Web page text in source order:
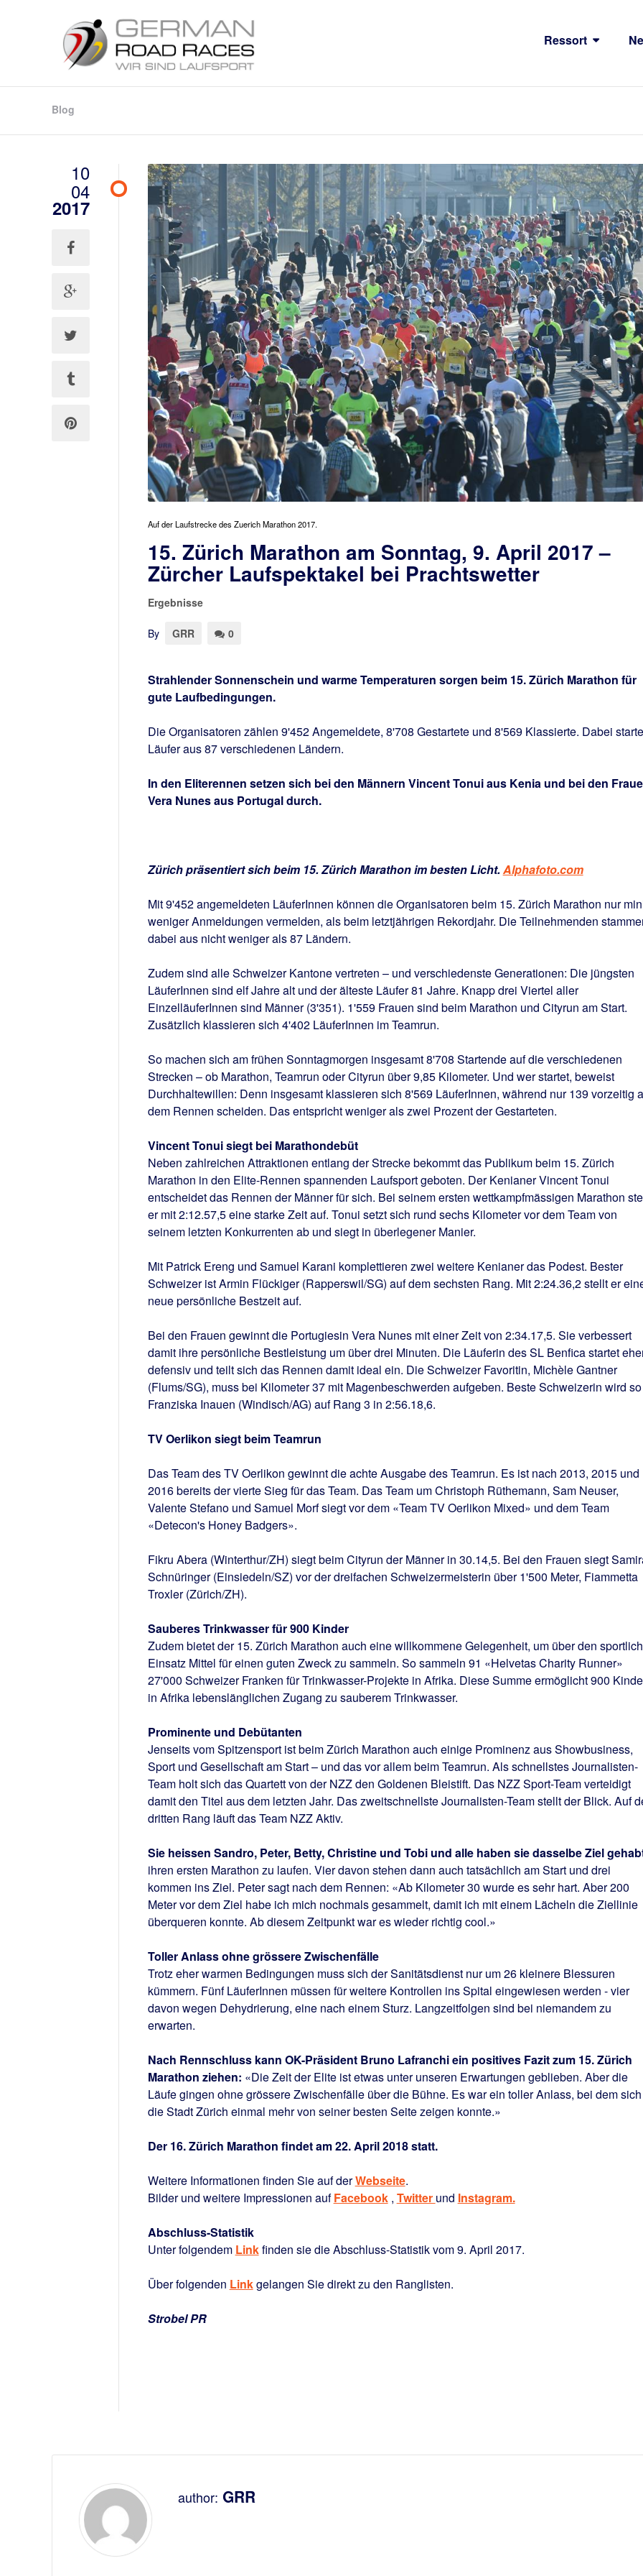
Ressort
Blog
10
04
2017
Auf der Laufstrecke des Zuerich Marathon 2017.
15. Zürich Marathon am Sonntag, 9. April 2017 –
Zürcher Laufspektakel bei Prachtswetter
Ergebnisse
By GRR 0
Strahlender Sonnenschein und warme Temperaturen sorgen beim 15. Zürich Marathon für
gute Laufbedingungen.
Die Organisatoren zählen 9'452 Angemeldete, 8'708 Gestartete und 8'569 Klassierte. Dabei
Läufer aus 87 verschiedenen Ländern.
In den Eliterennen setzen sich bei den Männern Vincent Tonui aus Kenia und bei den
Vera Nunes aus Portugal durch.
Zürich präsentiert sich beim 15. Zürich Marathon im besten Licht.Alphafoto.com
Mit 9'452 angemeldeten LäuferInnen können die Organisatoren beim 15. Zürich Marathon nur
weniger Anmeldungen vermelden, als beim letztjährigen Rekordjahr. Die Teilnehmenden
dabei aus nicht weniger als 87 Ländern.
Zudem sind alle Schweizer Kantone vertreten – und verschiedenste Generationen: Die jüngsten
LäuferInnen sind elf Jahre alt und der älteste Läufer 81 Jahre. Knapp drei Viertel aller
EinzelläuferInnen sind Männer (3'351). 1'559 Frauen sind beim Marathon und Cityrun am Start.
Zusätzlich klassieren sich 4'402 LäuferInnen im Teamrun.
So machen sich am frühen Sonntagmorgen insgesamt 8'708 Startende auf die verschiedenen
Strecken – ob Marathon, Teamrun oder Cityrun über 9,85 Kilometer. Und wer startet, beweist
Durchhaltewillen: Denn insgesamt klassieren sich 8'569 LäuferInnen, während nur 139 vorzeitig
dem Rennen scheiden. Das entspricht weniger als zwei Prozent der Gestarteten.
Vincent Tonui siegt bei Marathondebüt
Neben zahlreichen Attraktionen entlang der Strecke bekommt das Publikum beim 15. Zürich
Marathon in den Elite-Rennen spannenden Laufsport geboten. Der Kenianer Vincent Tonui
entscheidet das Rennen der Männer für sich. Bei seinem ersten wettkampfmässigen Marathon
er mit 2:12.57,5 eine starke Zeit auf. Tonui setzt sich rund sechs Kilometer vor dem Team von
seinem letzten Konkurrenten ab und siegt in überlegener Manier.
Mit Patrick Ereng und Samuel Karani komplettieren zwei weitere Kenianer das Podest. Bester
Schweizer ist Armin Flückiger (Rapperswil/SG) auf dem sechsten Rang. Mit 2:24.36,2 stellt er
neue persönliche Bestzeit auf.
Bei den Frauen gewinnt die Portugiesin Vera Nunes mit einer Zeit von 2:34.17,5. Sie verbessert
damit ihre persönliche Bestleistung um über drei Minuten. Die Läuferin des SL Benfica startet
defensiv und teilt sich das Rennen damit ideal ein. Die Schweizer Favoritin, Michèle Gantner
(Flums/SG), muss bei Kilometer 37 mit Magenbeschwerden aufgeben. Beste Schweizerin wird so
Franziska Inauen (Windisch/AG) auf Rang 3 in 2:56.18,6.
TV Oerlikon siegt beim Teamrun
Das Team des TV Oerlikon gewinnt die achte Ausgabe des Teamrun. Es ist nach 2013, 2015 und
2016 bereits der vierte Sieg für das Team. Das Team um Christoph Rüthemann, Sam Neuser,
Valente Stefano und Samuel Morf siegt vor dem «Team TV Oerlikon Mixed» und dem Team
«Detecon's Honey Badgers».
Fikru Abera (Winterthur/ZH) siegt beim Cityrun der Männer in 30.14,5. Bei den Frauen siegt
Schnüringer (Einsiedeln/SZ) vor der dreifachen Schweizermeisterin über 1'500 Meter, Fiammetta
Troxler (Zürich/ZH).
Sauberes Trinkwasser für 900 Kinder
Zudem bietet der 15. Zürich Marathon auch eine willkommene Gelegenheit, um über den
Einsatz Mittel für einen guten Zweck zu sammeln. So sammeln 91 «Helvetas Charity Runner»
27'000 Schweizer Franken für Trinkwasser-Projekte in Afrika. Diese Summe ermöglicht 900
in Afrika lebenslänglichen Zugang zu sauberem Trinkwasser.
Prominente und Debütanten
Jenseits vom Spitzensport ist beim Zürich Marathon auch einige Prominenz aus Showbusiness,
Sport und Gesellschaft am Start – und das vor allem beim Teamrun. Als schnellstes Journalisten-
Team holt sich das Quartett von der NZZ den Goldenen Bleistift. Das NZZ Sport-Team verteidigt
damit den Titel aus dem letzten Jahr. Das zweitschnellste Journalisten-Team stellt der Blick. Auf
dritten Rang läuft das Team NZZ Aktiv.
Sie heissen Sandro, Peter, Betty, Christine und Tobi und alle haben sie dasselbe Ziel
ihren ersten Marathon zu laufen. Vier davon stehen dann auch tatsächlich am Start und drei
kommen ins Ziel. Peter sagt nach dem Rennen: «Ab Kilometer 30 wurde es sehr hart. Aber 200
Meter vor dem Ziel habe ich mich nochmals gesammelt, damit ich mit einem Lächeln die Ziellinie
überqueren konnte. Ab diesem Zeitpunkt war es wieder richtig cool.»
Toller Anlass ohne grössere Zwischenfälle
Trotz eher warmen Bedingungen muss sich der Sanitätsdienst nur um 26 kleinere Blessuren
kümmern. Fünf LäuferInnen müssen für weitere Kontrollen ins Spital eingewiesen werden ­- vier
davon wegen Dehydrierung, eine nach einem Sturz. Langzeitfolgen sind bei niemandem zu
erwarten.
Nach Rennschluss kann OK-Präsident Bruno Lafranchi ein positives Fazit zum 15. Zürich
Marathon ziehen: «Die Zeit der Elite ist etwas unter unseren Erwartungen geblieben. Aber die
Läufe gingen ohne grössere Zwischenfälle über die Bühne. Es war ein toller Anlass, bei dem sich
die Stadt Zürich einmal mehr von seiner besten Seite zeigen konnte.»
Der 16. Zürich Marathon findet am 22. April 2018 statt.
Weitere Informationen finden Sie auf derWebseite.
Bilder und weitere Impressionen aufFacebook, Twitter und Instagram.
Abschluss-Statistik
Unter folgendem Linkfinden sie die Abschluss-Statistik vom 9. April 2017.
Über folgenden Linkgelangen Sie direkt zu den Ranglisten.
Strobel PR
author: GRR